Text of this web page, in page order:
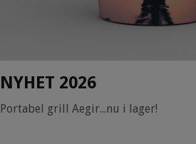
NYHET 2026
Portabel grill Aegir...nu i lager!